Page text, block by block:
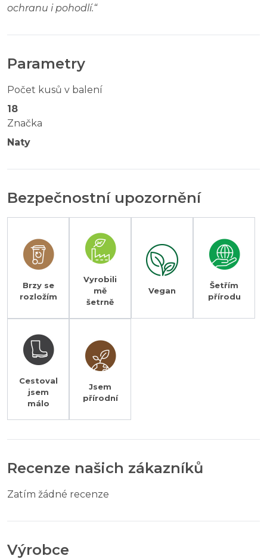
ochranu i pohodlí.“
Parametry
Počet kusů v balení
18
Značka
Naty
Bezpečnostní upozornění
Brzy se
rozložím
Vyrobili
mě
šetrně
Vegan
Šetřím
přírodu
Cestoval
jsem
málo
Jsem
přírodní
Recenze našich zákazníků
Zatím žádné recenze
Výrobce